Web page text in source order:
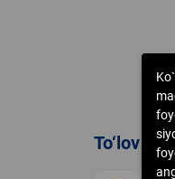
To‘lov